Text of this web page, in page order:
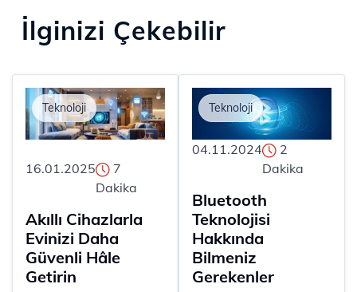
İlginizi Çekebilir
16.01.2025
7
Dakika
Akıllı Cihazlarla
Evinizi Daha
Güvenli Hâle
Getirin
Teknoloji
04.11.2024
2
Dakika
Bluetooth
Teknolojisi
Hakkında
Bilmeniz
Gerekenler
Teknoloji